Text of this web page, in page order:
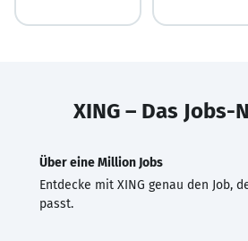
XING – Das Jobs-
Über eine Million Jobs
Entdecke mit XING genau den Job,
passt.